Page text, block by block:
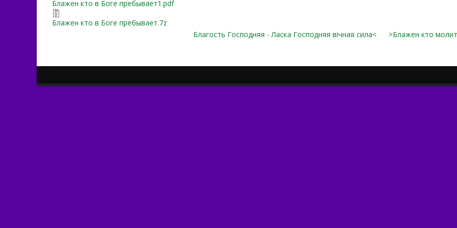
Блажен кто в Боге пребывает1.pdf
Блажен кто в Боге пребывает.7z
Благость Господняя - Ласка Господняя вічная сила<
>Блажен кто